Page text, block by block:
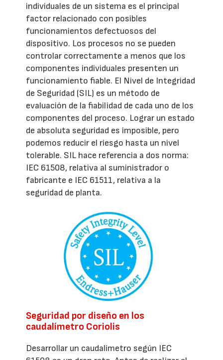
individuales de un sistema es el principal
factor relacionado con posibles
funcionamientos defectuosos del
dispositivo. Los procesos no se pueden
controlar correctamente a menos que los
componentes individuales presenten un
funcionamiento fiable. El Nivel de Integridad
de Seguridad (SIL) es un método de
evaluación de la fiabilidad de cada uno de los
componentes del proceso. Lograr un estado
de absoluta seguridad es imposible, pero
podemos reducir el riesgo hasta un nivel
tolerable. SIL hace referencia a dos norma:
IEC 61508, relativa al suministrador o
fabricante e IEC 61511, relativa a la
seguridad de planta.
Seguridad por diseño en los
caudalímetro Coriolis
Desarrollar un caudalímetro según IEC